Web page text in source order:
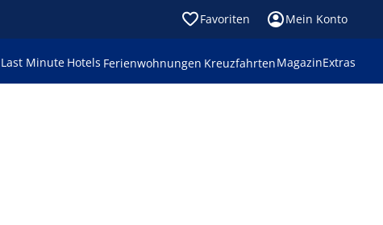
Favoriten Mein Konto
Last Minute Hotels Ferienwohnungen KreuzfahrtenMagazinExtras